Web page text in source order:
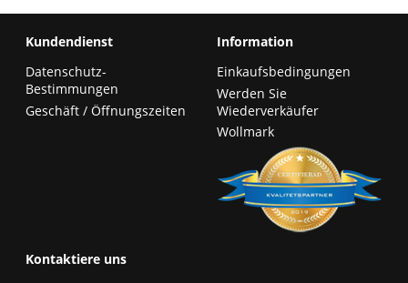
Kundendienst
Datenschutz-
Bestimmungen
Geschäft / Öffnungszeiten
Information
Einkaufsbedingungen
Werden Sie
Wiederverkäufer
Wollmark
Kontaktiere uns